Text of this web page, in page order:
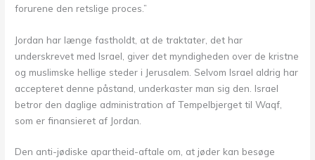
forurene den retslige proces.”
Jordan har længe fastholdt, at de traktater, det har
underskrevet med Israel, giver det myndigheden over de kristne
og muslimske hellige steder i Jerusalem. Selvom Israel aldrig har
accepteret denne påstand, underkaster man sig den. Israel
betror den daglige administration af Tempelbjerget til Waqf,
som er finansieret af Jordan.
Den anti-jødiske apartheid-aftale om, at jøder kan besøge